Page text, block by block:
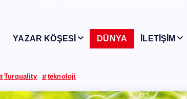
YAZAR KÖŞESİ DÜNYA İLETİŞİM
Turquality teknoloji